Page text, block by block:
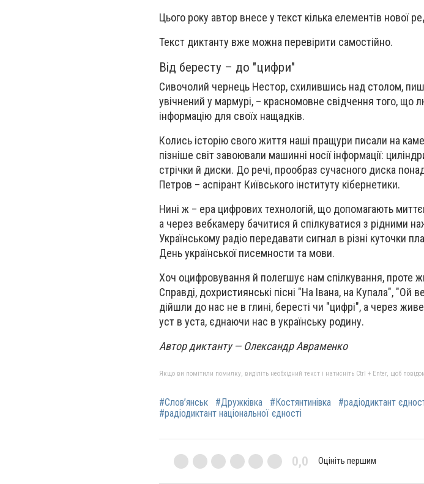
Цього року автор внесе у текст кілька елементів нової
Текст диктанту вже можна перевірити самостійно.
Від бересту – до "цифри"
Сивочолий чернець Нестор, схилившись над столом,
увічнений у мармурі, – красномовне свідчення того, що
інформацію для своїх нащадків.
Колись історію свого життя наші пращури писали на
пізніше світ завоювали машинні носії інформації:
стрічки й диски. До речі, прообраз сучасного диска
Петров – аспірант Київського інституту кібернетики.
Нині ж – ера цифрових технологій, що допомагають
а через вебкамеру бачитися й спілкуватися з рідними
Українському радіо передавати сигнал в різні куточки
День української писемности та мови.
Хоч оцифровування й полегшує нам спілкування, проте
Справді, дохристиянські пісні "На Івана, на Купала", "Ой
дійшли до нас не в глині, бересті чи "цифрі", а через
уст в уста, єднаючи нас в українську родину.
Автор диктанту — Олександр Авраменко
Якщо ви помітили помилку, виділіть необхідний текст і натисніть Ctrl + Enter, щоб
#Слов’янськ #Дружківка #Костянтинівка #радіодиктант
#радіодиктант національної єдності
0,0 Оцініть першим